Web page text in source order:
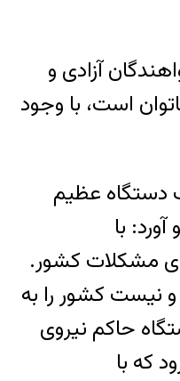
آزادی و
است، با وجود
دستگاه عظیم
با
مشکلات کشور.
نیست کشور را به
حاکم نیروی
که با